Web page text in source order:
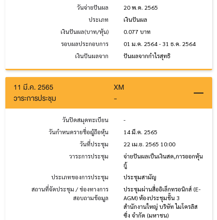
วันจ่ายปันผล
20 พ.ค. 2565
ประเภท
เงินปันผล
เงินปันผล(บาท/หุ้น)
0.077 บาท
รอบผลประกอบการ
01 ม.ค. 2564 - 31 ธ.ค. 2564
เงินปันผลจาก
ปันผลจากกำไรสุทธิ
11 มี.ค. 2565
XM
วาระการประชุม
-
วันปิดสมุดทะเบียน
-
วันกำหนดรายชื่อผู้ถือหุ้น
14 มี.ค. 2565
วันที่ประชุม
22 เม.ย. 2565 10:00
วาระการประชุม
จ่ายปันผลเป็นเงินสด,การออกหุ้น
กู้
ประเภทของการประชุม
ประชุมสามัญ
สถานที่จัดประชุม / ช่องทางการ
สอบถามข้อมูล
ประชุมผ่านสื่ออิเล็กทรอนิกส์ (E-
AGM) ห้องประชุมชั้น 3
สำนักงานใหญ่ บริษัท ไมโครลิส
ซิ่ง จำกัด (มหาชน)